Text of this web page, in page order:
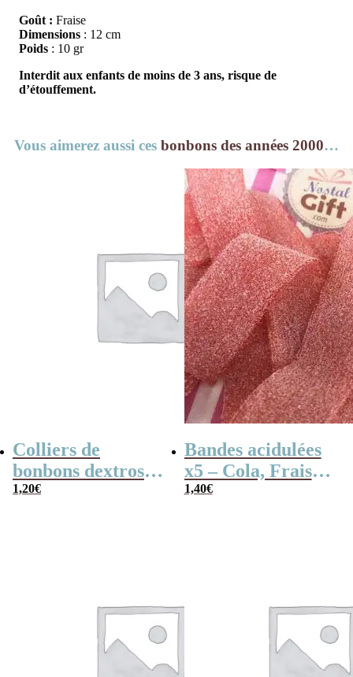
Goût : Fraise
Dimensions : 12 cm
Poids : 10 gr
Interdit aux enfants de moins de 3 ans, risque de
d’étouffement.
Vous aimerez aussi ces bonbons des années 2000…
Colliers de
bonbons dextrose
x2
1,20€
Bandes acidulées
x5 – Cola, Fraise,
Framboise,
1,40€